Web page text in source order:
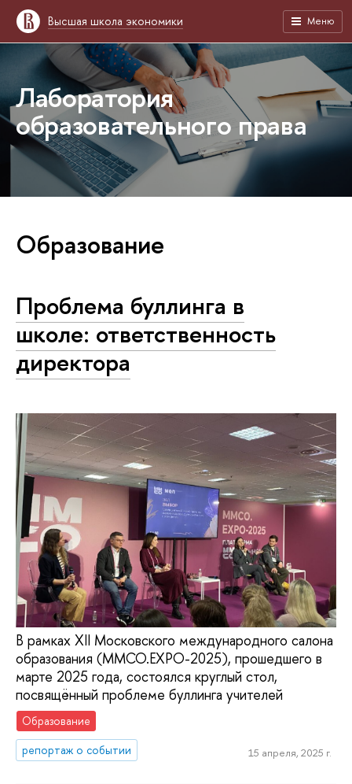
Высшая школа экономики Меню
Лаборатория
образовательного права
Образование
Проблема буллинга в
школе: ответственность
директора
В рамках XII Московского международного салона
образования (ММСО.EXPO-2025), прошедшего в
марте 2025 года, состоялся круглый стол,
посвящённый проблеме буллинга учителей
Образование
репортаж о событии
15 апреля, 2025 г.